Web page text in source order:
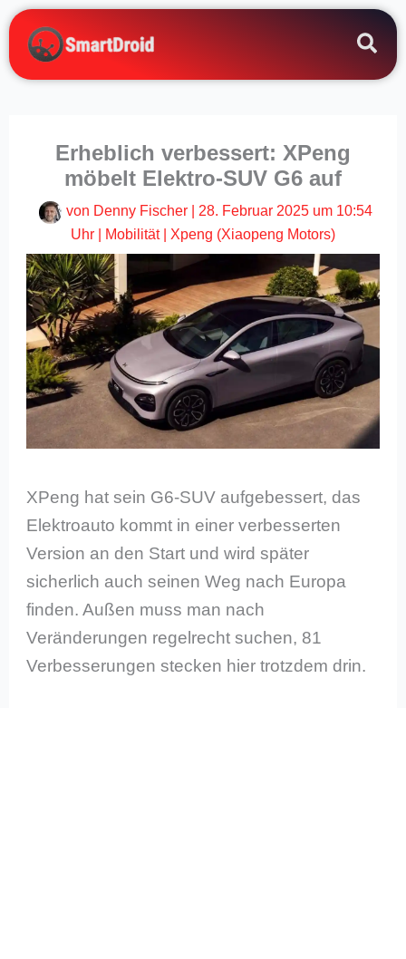
Zum
Inhalt
springen
Erheblich verbessert: XPeng
möbelt Elektro-SUV G6 auf
von Denny Fischer
28. Februar 2025 um 10:54
Uhr
Mobilität| Xpeng (Xiaopeng Motors)
XPeng hat sein G6-SUV aufgebessert, das
Elektroauto kommt in einer verbesserten
Version an den Start und wird später
sicherlich auch seinen Weg nach Europa
finden. Außen muss man nach
Veränderungen regelrecht suchen, 81
Verbesserungen stecken hier trotzdem drin.